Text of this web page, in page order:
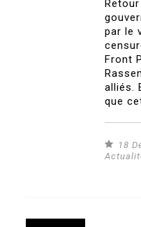
par le
Front
alliés.
que
18